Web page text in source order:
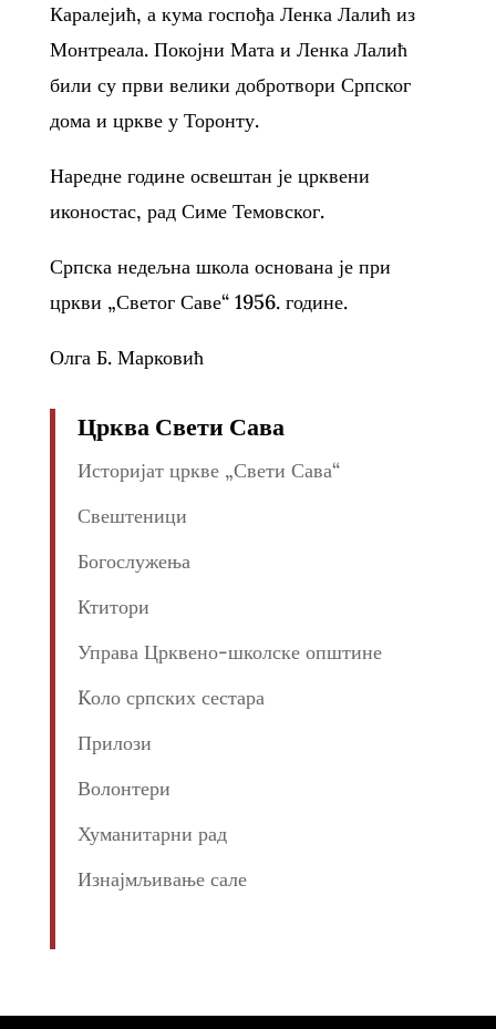
Каралејић, а кума госпођа Ленка Лалић из
Монтреала. Покојни Мата и Ленка Лалић
били су први велики добротвори Српског
дома и цркве у Торонту.
Наредне године освештан је црквени
иконостас, рад Симе Темовског.
Српска недељна школа основана је при
цркви „Светог Саве“ 1956. године.
Олга Б. Марковић
Црква Свети Сава
Историјат цркве „Свети Сава“
Свештеници
Богослужења
Ктитори
Управа Црквено-школске општине
Kоло српских сестара
Прилози
Волонтери
Хуманитарни рад
Изнајмљивање сале